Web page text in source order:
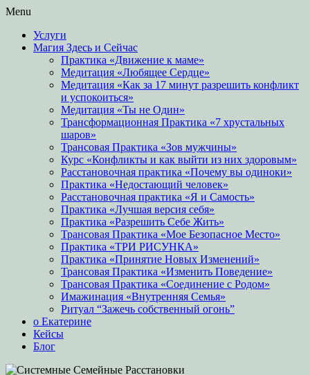
Menu
content
Услуги
Магия Здесь и Сейчас
Практика «Движение к маме»
Медитация «Любящее Сердце»
Медитация «Как за 17 минут разрешить конфликт
и успокоиться»
Медитация «Ты не Один»
Трансформационная Практика «7 хрустальных
шаров»
Трансовая Практика «Зов мужчины»
Курс «Конфликты и как выйти из них здоровым»
Расстановочная практика «Почему вы одиноки»
Практика «Недостающий человек»
Расстановочная практика «Я и Самость»
Практика «Лучшая версия себя»
Практика «Разрешить Себе Жить»
Трансовая Практика «Мое Безопасное Место»
Практика «ТРИ РИСУНКА»
Практика «Принятие Новых Изменений»
Трансовая Практика «Изменить Поведение»
Трансовая Практика «Соединение с Родом»
Имажинация «Внутренняя Семья»
Ритуал “Зажечь собственный огонь”
о Екатерине
Кейсы
Блог